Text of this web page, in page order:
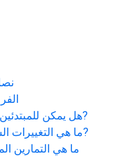
هل يمكن للمبتدئين?
ما هي التغييرات?
ما هي التمارين